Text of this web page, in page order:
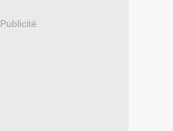
Publicité